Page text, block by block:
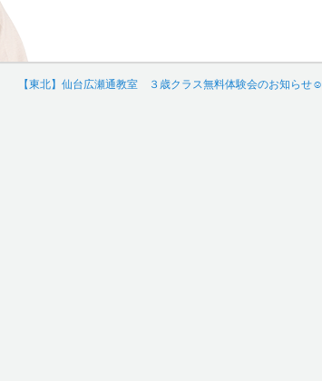
【東北】仙台広瀬通教室 ３歳クラス無料体験会のお知らせ☺